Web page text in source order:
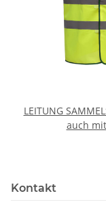
LEITUNG
auch
Kontakt